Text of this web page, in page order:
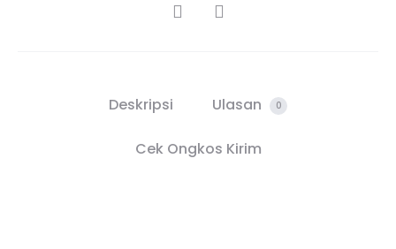
SHARE
Deskripsi Ulasan 0
Cek Ongkos Kirim